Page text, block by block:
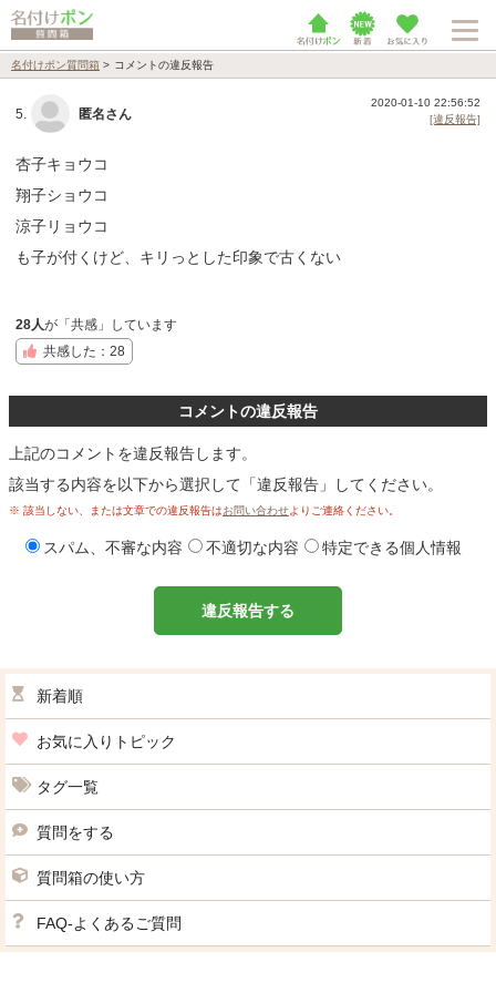
名付けポン質問箱 > コメントの違反報告
5. 匿名さん
2020-01-10 22:56:52
[違反報告]
杏子キョウコ
翔子ショウコ
涼子リョウコ
も子が付くけど、キリっとした印象で古くない
28人が「共感」しています
共感した：28
コメントの違反報告
上記のコメントを違反報告します。
該当する内容を以下から選択して「違反報告」してください。
※ 該当しない、または文章での違反報告はお問い合わせよりご連絡ください。
スパム、不審な内容 不適切な内容 特定できる個人情報
違反報告する
新着順
お気に入りトピック
タグ一覧
質問をする
質問箱の使い方
FAQ-よくあるご質問